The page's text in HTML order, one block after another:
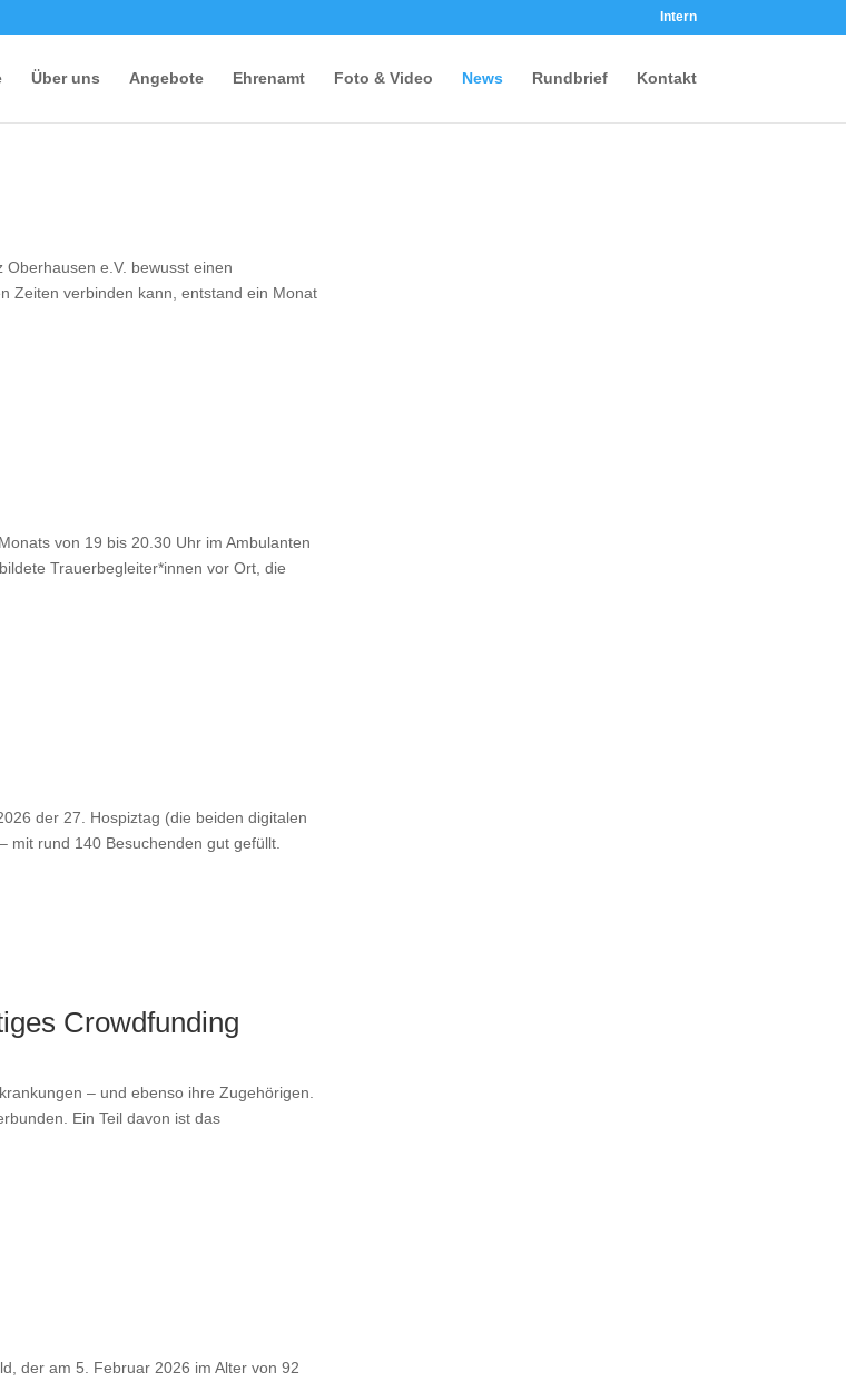
Intern
Über uns Angebote Ehrenamt Foto & Video News Rundbrief Kontakt
e.V. bewusst einen
Zeiten verbinden kann, entstand ein Monat
von 19 bis 20.30 Uhr im Ambulanten
Trauerbegleiter*innen vor Ort, die
der 27. Hospiztag (die beiden digitalen
mit rund 140 Besuchenden gut gefüllt.
Crowdfunding
– und ebenso ihre Zugehörigen.
Ein Teil davon ist das
der am 5. Februar 2026 im Alter von 92